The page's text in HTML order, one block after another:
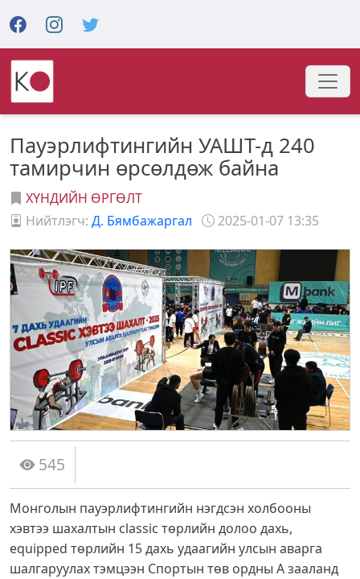
Пауэрлифтингийн УАШТ-д 240
тамирчин өрсөлдөж байна
ХҮНДИЙН ӨРГӨЛТ
Нийтлэгч: Д. Бямбажаргал 2025-01-07 13:35
545
Монголын пауэрлифтингийн нэгдсэн холбооны
хэвтээ шахалтын classic төрлийн долоо дахь,
equipped төрлийн 15 дахь удаагийн улсын аварга
шалгаруулах тэмцээн Спортын төв ордны А зааланд